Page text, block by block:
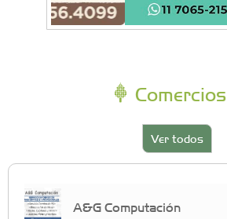
Comercios
Ver todos
A&G Computación